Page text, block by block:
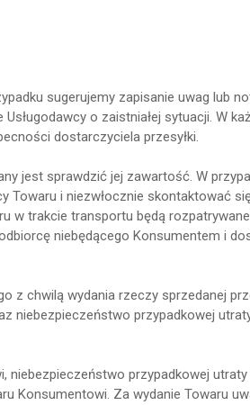
sugerujemy zapisanie uwag lub
o zaistniałej sytuacji. W
dostarczyciela przesyłki.
jest sprawdzić jej zawartość. W
Towaru i niezwłocznie skontaktować
w trakcie transportu będą
niebędącego Konsumentem i
z chwilą wydania rzeczy sprzedanej
niebezpieczeństwo przypadkowej
niebezpieczeństwo przypadkowej utraty
Konsumentowi. Za wydanie Towaru